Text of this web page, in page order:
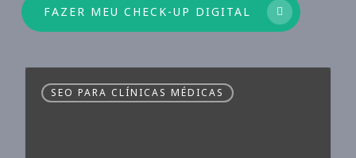
FAZER MEU CHECK-UP DIGITAL
Hiperlocal
SEO PARA CLÍNICAS MÉDICAS